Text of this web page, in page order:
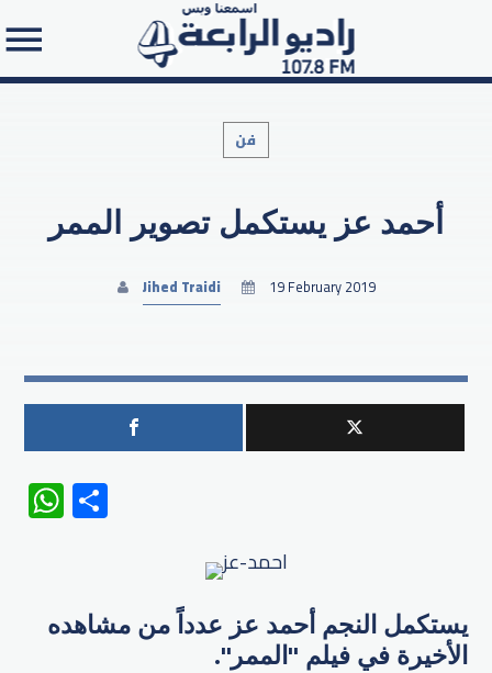
Search in the website:
فن
أحمد عز يستكمل تصوير الممر
Jihed Traidi 19 February 2019
WhatsApp
يستكمل النجم أحمد عز عدداً من مشاهده
الأخيرة في فيلم "الممر".